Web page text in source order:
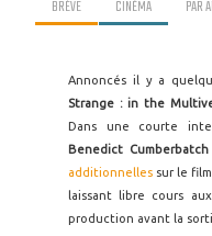
BRÈVE CINÉMA PAR
Annoncés il y a
Strange : in the
Dans une courte
Benedict Cumberbatch
additionnelles sur le
laissant libre cours
production avant la